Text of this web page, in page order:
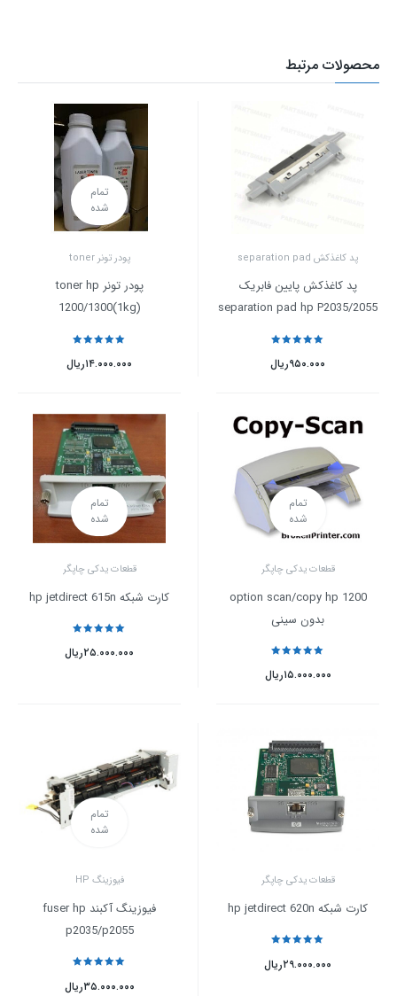
محصولات مرتبط
پد کاغذکش separation pad
پد کاغذکش پایین فابریک
separation pad hp P2035/2055
ریال۹۵۰.۰۰۰
تمام
شده
پودر تونر toner
پودر تونر toner hp
1200/1300(1kg)
ریال۱۴.۰۰۰.۰۰۰
تمام
شده
قطعات یدکی چاپگر
option scan/copy hp 1200
بدون سینی
ریال۱۵.۰۰۰.۰۰۰
تمام
شده
قطعات یدکی چاپگر
کارت شبکه hp jetdirect 615n
ریال۲۵.۰۰۰.۰۰۰
قطعات یدکی چاپگر
کارت شبکه hp jetdirect 620n
ریال۲۹.۰۰۰.۰۰۰
تمام
شده
فیوزینگ HP
فیوزینگ آکبند fuser hp
p2035/p2055
ریال۳۵.۰۰۰.۰۰۰